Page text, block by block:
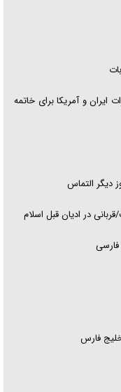
ایران و آمریکا برای خاتمه
دیگر التماس
در ادیان قبل اسلام
فارس